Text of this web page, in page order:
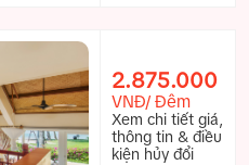
2.875.000
VNĐ/ Đêm
Xem chi tiết giá,
thông tin & điều
kiện hủy đổi